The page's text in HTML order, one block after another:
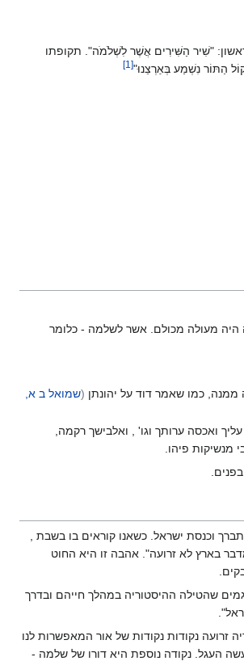
"שִׁיר הַשִּׁירִים אֲשֶׁר לִשְׁלֹמֹה". תקופתו
הַתּוֹר נִשְׁמַע בְּאַרְצֵנוּ"[
1
]
היה מעולה מכולם. אשר לשלמה - כלומר
כמו שאמר דוד על יהונתן (שמואל ב א,
ואכסה ערותך וגו' , ואלבישך רקמה,
מנשיקות פיהו.
וכנסת ישראל. כשאנו קוראים בו בשבת ,
בארץ לא זרועה". אהבה זו היא החוט
שהטילה ההיסטוריה במהלך חייהם ובדרך
נקודות נקודות של אור המאפשרות לנו
העגל. נקודה נוספת היא דורו של שלמה -